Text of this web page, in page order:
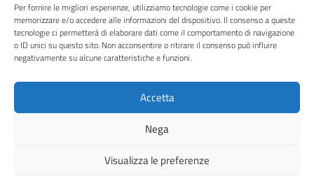
Per fornire le migliori esperienze, utilizziamo tecnologie come i cookie per
memorizzare e/o accedere alle informazioni del dispositivo. Il consenso a queste
tecnologie ci permetterà di elaborare dati come il comportamento di navigazione
o ID unici su questo sito. Non acconsentire o ritirare il consenso può influire
negativamente su alcune caratteristiche e funzioni.
Accetta
Nega
Visualizza le preferenze
Dichiarazione di accessibilità
Obiettivi di accessibilità
Piano di miglioramento del sito
SEGUICI SU